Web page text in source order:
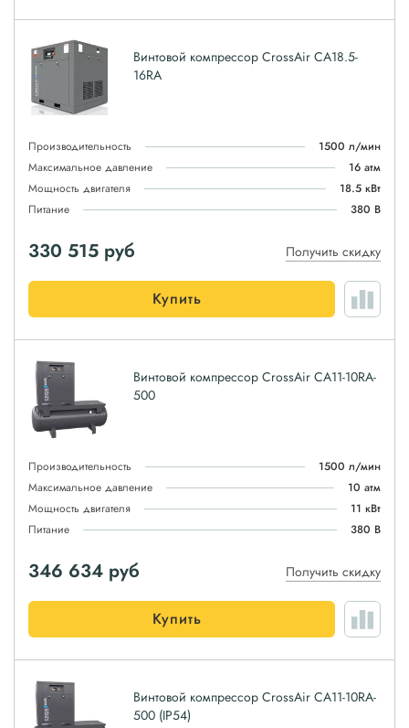
Винтовой компрессор CrossAir CA18.5-
16RA
Производительность
1500 л/мин
Максимальное давление
16 атм
Мощность двигателя
18.5 кВт
Питание
380 В
330 515 руб Получить скидку
Купить
Винтовой компрессор CrossAir CA11-10RA-
500
Производительность
1500 л/мин
Максимальное давление
10 атм
Мощность двигателя
11 кВт
Питание
380 В
346 634 руб Получить скидку
Купить
Винтовой компрессор CrossAir CA11-10RA-
500 (IP54)